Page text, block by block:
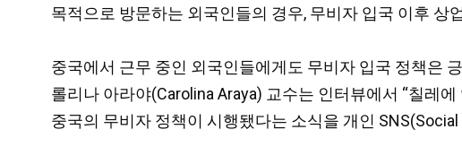
목적으로 방문하는 외국인들의 경우, 무비자 입국 이후 상
중국에서 근무 중인 외국인들에게도 무비자 입국 정책은
롤리나 아라야(Carolina Araya) 교수는 인터뷰에서 “칠레
중국의 무비자 정책이 시행됐다는 소식을 개인